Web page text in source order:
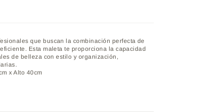
que buscan la combinación perfecta de
Esta maleta te proporciona la capacidad
de belleza con estilo y organización,
x Alto 40cm